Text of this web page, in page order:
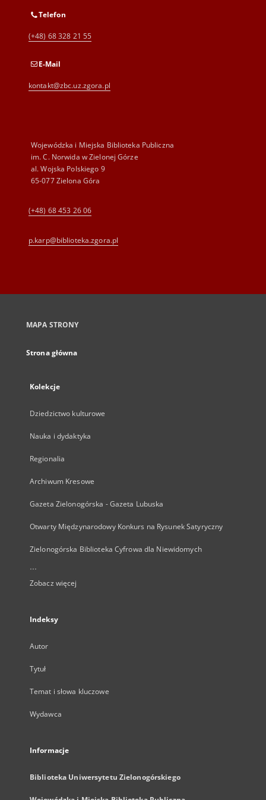
Telefon
(+48) 68 328 21 55
E-Mail
kontakt@zbc.uz.zgora.pl
Wojewódzka i Miejska Biblioteka Publiczna
im. C. Norwida w Zielonej Górze
al. Wojska Polskiego 9
65-077 Zielona Góra
(+48) 68 453 26 06
p.karp@biblioteka.zgora.pl
MAPA STRONY
Strona główna
Kolekcje
Dziedzictwo kulturowe
Nauka i dydaktyka
Regionalia
Archiwum Kresowe
Gazeta Zielonogórska - Gazeta Lubuska
Otwarty Międzynarodowy Konkurs na Rysunek Satyryczny
Zielonogórska Biblioteka Cyfrowa dla Niewidomych
...
Zobacz więcej
Indeksy
Autor
Tytuł
Temat i słowa kluczowe
Wydawca
Informacje
Biblioteka Uniwersytetu Zielonogórskiego